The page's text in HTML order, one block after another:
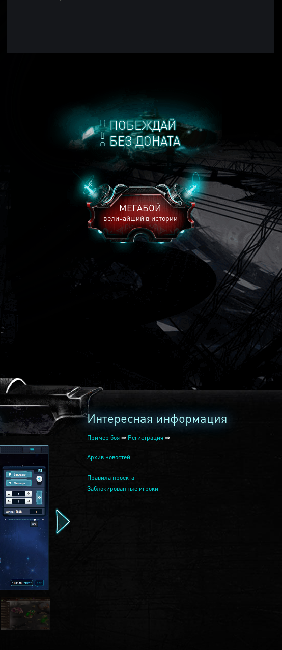
ПОБЕЖДАЙ
БЕЗ ДОНАТА
МЕГАБОЙ
величайший в истории
2240
Интересная информация
Пример боя ⇒ Регистрация ⇒
Архив новостей
Правила проекта
Заблокированные игроки